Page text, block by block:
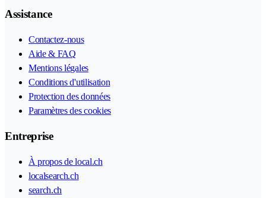
Assistance
Contactez-nous
Aide & FAQ
Mentions légales
Conditions d'utilisation
Protection des données
Paramètres des cookies
Entreprise
À propos de local.ch
localsearch.ch
search.ch